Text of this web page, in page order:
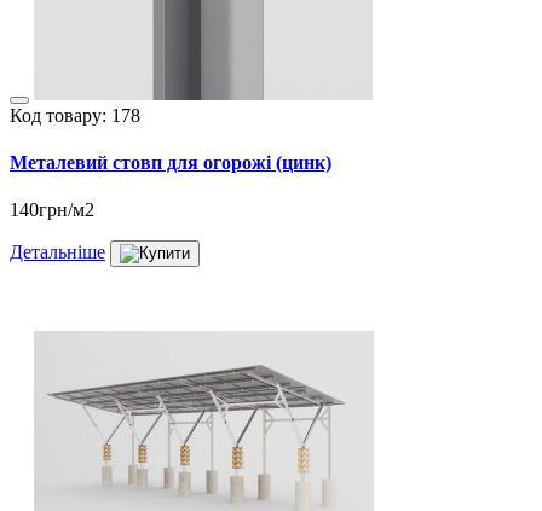
Код товару: 178
Металевий стовп для огорожі (цинк)
140грн/м2
Детальніше